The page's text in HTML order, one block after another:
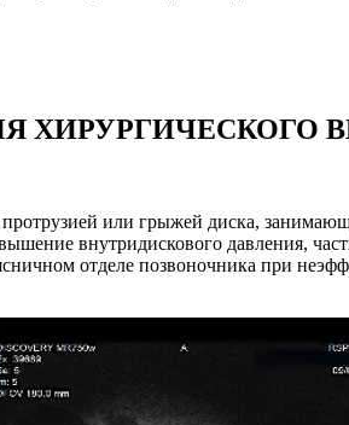
ХИРУРГИЧЕСКОГО
или грыжей диска,
внутридискового давления,
отделе позвоночника при